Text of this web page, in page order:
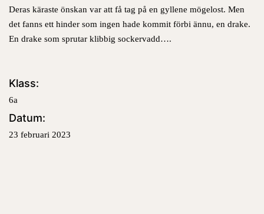
Deras käraste önskan var att få tag på en gyllene mögelost. Men
det fanns ett hinder som ingen hade kommit förbi ännu, en drake.
En drake som sprutar klibbig sockervadd….
Klass:
6a
Datum:
23 februari 2023